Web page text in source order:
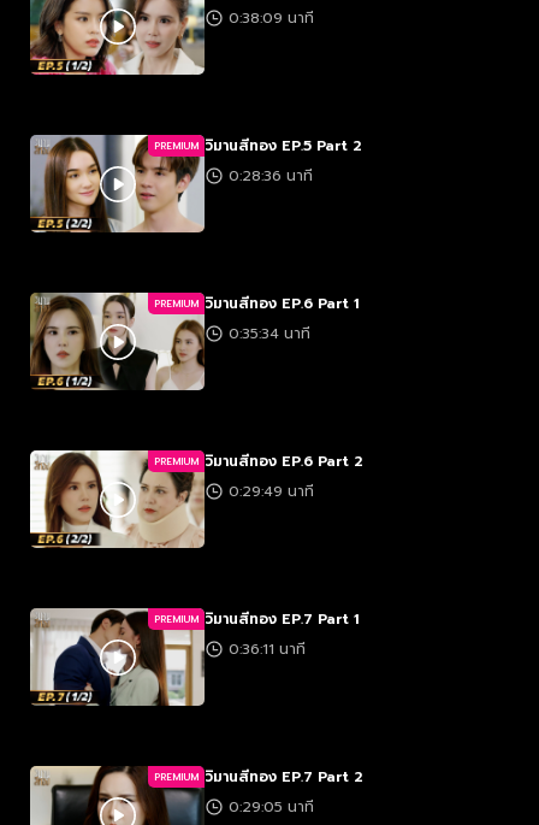
0:38:09 นาที
PREMIUM วิมานสีทอง EP.5 Part 2
0:28:36 นาที
PREMIUM วิมานสีทอง EP.6 Part 1
0:35:34 นาที
PREMIUM วิมานสีทอง EP.6 Part 2
0:29:49 นาที
PREMIUM วิมานสีทอง EP.7 Part 1
0:36:11 นาที
PREMIUM วิมานสีทอง EP.7 Part 2
0:29:05 นาที